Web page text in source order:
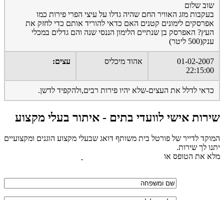
שוב שלום
בעקבות מזג האוויר החם שהיה גדלו על עיצי הפרי פירות כמו
אפרסקים לימונים קטנים האם כדאי להוריד אותם כדי לחזק את
העץ? האפרסק בן שנתיים הלימון הננסי שנה והם גדלים במכלי
ענק(500 ליטר)
01-02-2007
22:15:00
אהוד מיכליס עצים:
כדאי לדלל את העצים-שלא יהיו פירות רבים,ולהקפיד לדשן.
שירות אישי לוועדי בתים - איתור בעלי מקצוע
המוקד לדייר של פורטל בית משותף דואג שבעלי מקצוע הוגנים ומקצועיים
יתנו לך שירות.
מלא את הטופס או